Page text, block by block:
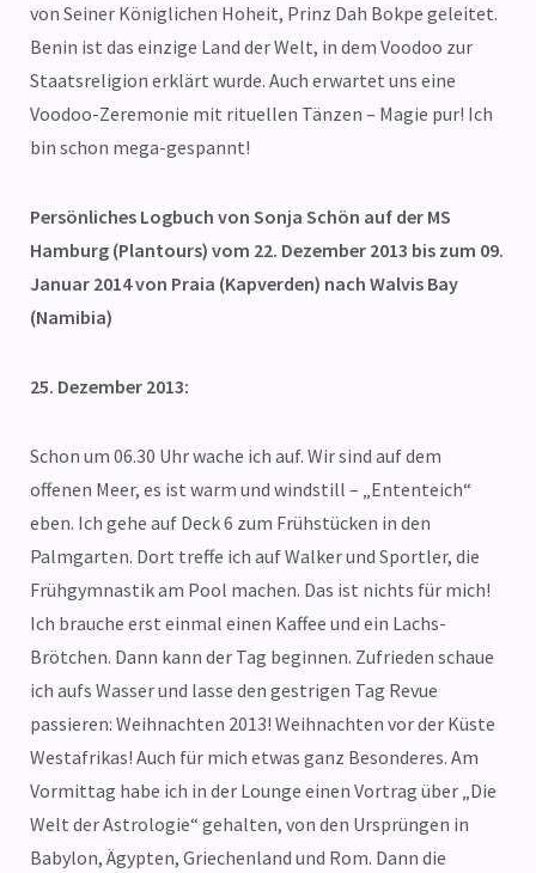
von Seiner Königlichen Hoheit, Prinz Dah Bokpe geleitet.
Benin ist das einzige Land der Welt, in dem Voodoo zur
Staatsreligion erklärt wurde. Auch erwartet uns eine
Voodoo-Zeremonie mit rituellen Tänzen – Magie pur! Ich
bin schon mega-gespannt!
Persönliches Logbuch von Sonja Schön auf der MS
Hamburg (Plantours) vom 22. Dezember 2013 bis zum 09.
Januar 2014 von Praia (Kapverden) nach Walvis Bay
(Namibia)
25. Dezember 2013:
Schon um 06.30 Uhr wache ich auf. Wir sind auf dem
offenen Meer, es ist warm und windstill – „Ententeich“
eben. Ich gehe auf Deck 6 zum Frühstücken in den
Palmgarten. Dort treffe ich auf Walker und Sportler, die
Frühgymnastik am Pool machen. Das ist nichts für mich!
Ich brauche erst einmal einen Kaffee und ein Lachs-
Brötchen. Dann kann der Tag beginnen. Zufrieden schaue
ich aufs Wasser und lasse den gestrigen Tag Revue
passieren: Weihnachten 2013! Weihnachten vor der Küste
Westafrikas! Auch für mich etwas ganz Besonderes. Am
Vormittag habe ich in der Lounge einen Vortrag über „Die
Welt der Astrologie“ gehalten, von den Ursprüngen in
Babylon, Ägypten, Griechenland und Rom. Dann die